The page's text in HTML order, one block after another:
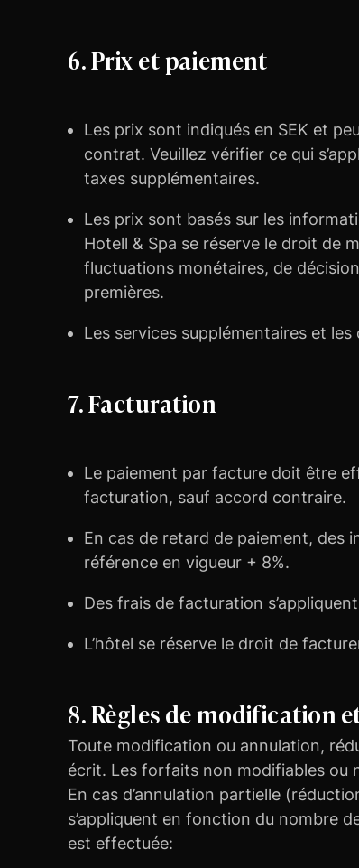
6. Prix et paiement
Les prix sont indiqués en SEK et
contrat. Veuillez vérifier ce qui
taxes supplémentaires.
Les prix sont basés sur les
Hotell & Spa se réserve le droit de
fluctuations monétaires, de
premières.
Les services supplémentaires et
7. Facturation
Le paiement par facture doit être
facturation, sauf accord contraire.
En cas de retard de paiement, des
référence en vigueur + 8%.
Des frais de facturation
L’hôtel se réserve le droit de
8. Règles de modification
Toute modification ou annulation,
écrit. Les forfaits non modifiables ou
En cas d’annulation partielle
s’appliquent en fonction du nombre
est effectuée: